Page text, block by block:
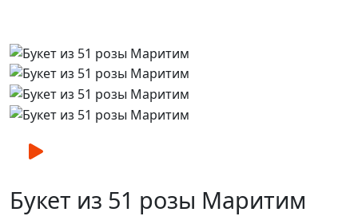
Букет из 51 розы Маритим